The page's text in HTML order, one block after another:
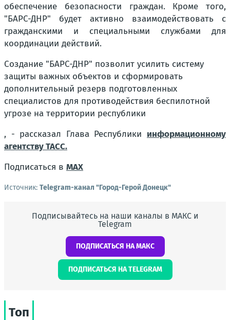
обеспечение безопасности граждан. Кроме того,
"БАРС-ДНР" будет активно взаимодействовать с
гражданскими и специальными службами для
координации действий.
Создание "БАРС-ДНР" позволит усилить систему
защиты важных объектов и сформировать
дополнительный резерв подготовленных
специалистов для противодействия беспилотной
угрозе на территории республики
, - рассказал Глава Республики информационному
агентству ТАСС.
Подписаться в MAX
Источник: Telegram-канал "Город-Герой Донецк"
Подписывайтесь на наши каналы в МАКС и
Telegram
ПОДПИСАТЬСЯ НА МАКС
ПОДПИСАТЬСЯ НА TELEGRAM
Топ